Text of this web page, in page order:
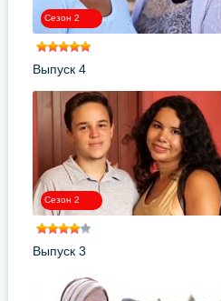
Сезон 2
Выпуск 4
Сезон 2
Выпуск 3